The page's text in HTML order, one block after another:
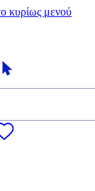
κυρίως μενού